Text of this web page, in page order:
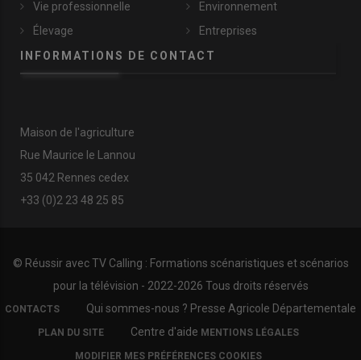
Vie professionnelle
Élevage
Environnement
Entreprises
INFORMATIONS DE CONTACT
Maison de l'agriculture
Rue Maurice le Lannou
35 042 Rennes cedex
+33 (0)2 23 48 25 85
© Réussir avecTV Calling : Formations scénaristiques et scénarios
pour la télévision - 2022-2026 Tous droits réservés
FOOTER
COPYRIGHT
CONTACTS Qui sommes-nous ? Presse Agricole Départementale
PLAN DU SITE Centre d'aide MENTIONS LÉGALES
MODIFIER MES PRÉFÉRENCES COOKIES